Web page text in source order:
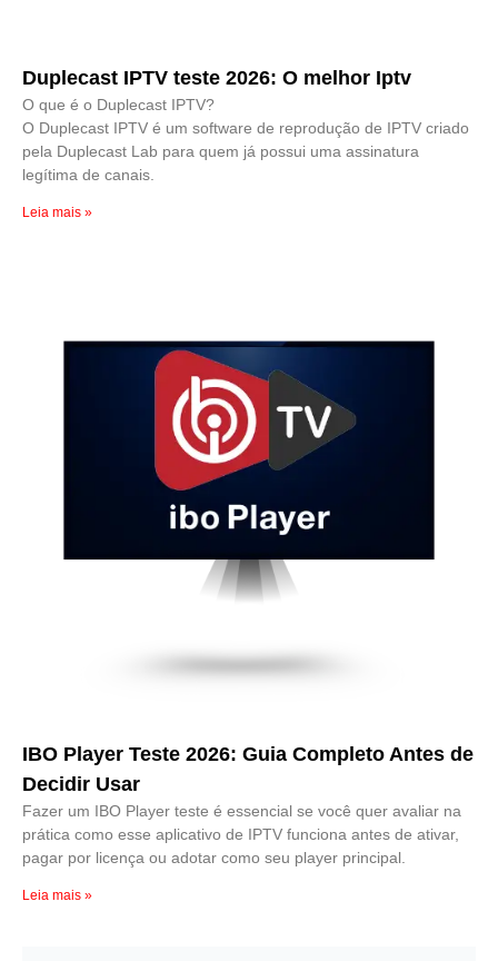
Duplecast IPTV teste 2026: O melhor Iptv
O que é o Duplecast IPTV?
O Duplecast IPTV é um software de reprodução de IPTV criado
pela Duplecast Lab para quem já possui uma assinatura
legítima de canais.
Leia mais »
IBO Player Teste 2026: Guia Completo Antes de
Decidir Usar
Fazer um IBO Player teste é essencial se você quer avaliar na
prática como esse aplicativo de IPTV funciona antes de ativar,
pagar por licença ou adotar como seu player principal.
Leia mais »